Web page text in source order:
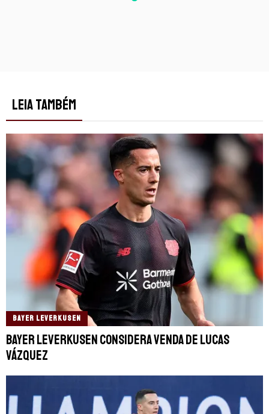
LEIA TAMBÉM
BAYER LEVERKUSEN
Bayer Leverkusen considera venda de Lucas
Vázquez